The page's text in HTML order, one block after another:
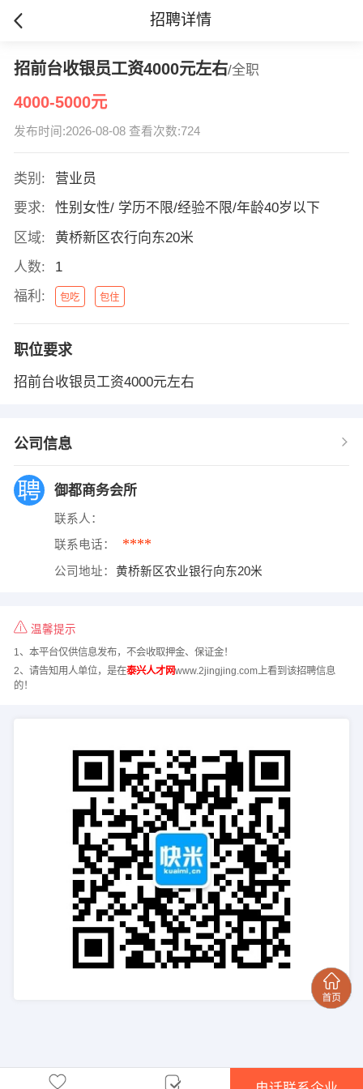
招聘详情
招前台收银员工资4000元左右/全职
4000-5000元
发布时间:2026-08-08 查看次数:724
类别:
营业员
要求:
性别女性/ 学历不限/经验不限/年龄40岁以下
区域:
黄桥新区农行向东20米
人数:
1
福利:
包吃 包住
职位要求
招前台收银员工资4000元左右
公司信息
御都商务会所
联系人：
联系电话： ****
公司地址： 黄桥新区农业银行向东20米
温馨提示
1、本平台仅供信息发布，不会收取押金、保证金！
2、请告知用人单位，是在泰兴人才网www.2jingjing.com上看到该招聘信息
的！